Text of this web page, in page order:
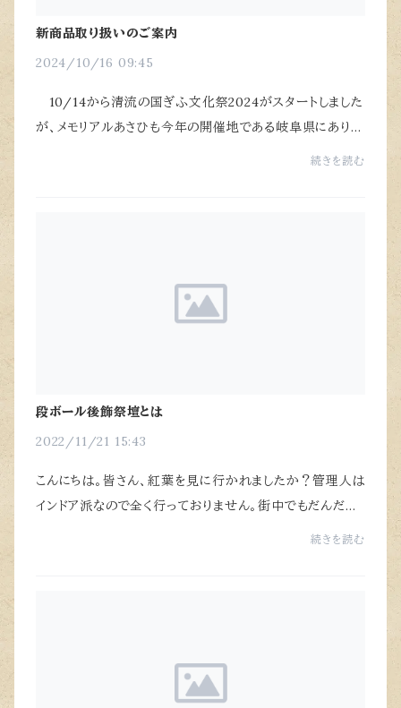
新商品取り扱いのご案内
2024/10/16 09:45
10/14から清流の国ぎふ文化祭2024がスタートしました
が、メモリアルあさひも今年の開催地である岐阜県にありま
す！いろんな場所で文化芸術にふれあうことが出来、非常
続きを読む
段ボール後飾祭壇とは
2022/11/21 15:43
こんにちは。皆さん、紅葉を見に行かれましたか？管理人は
インドア派なので全く行っておりません。街中でもだんだん
と葉が色づいていってるのを楽しむぐらいですかね♪タイ
続きを読む